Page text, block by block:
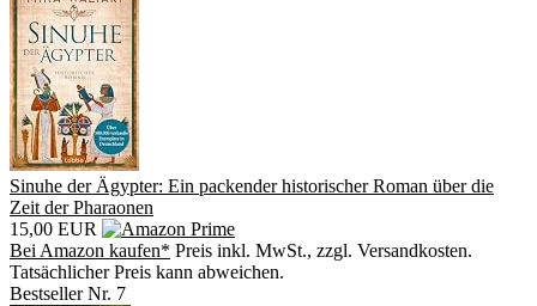
Sinuhe der Ägypter: Ein packender historischer Roman über die
Zeit der Pharaonen
15,00 EUR
Bei Amazon kaufen* Preis inkl. MwSt., zzgl. Versandkosten.
Tatsächlicher Preis kann abweichen.
Bestseller Nr. 7